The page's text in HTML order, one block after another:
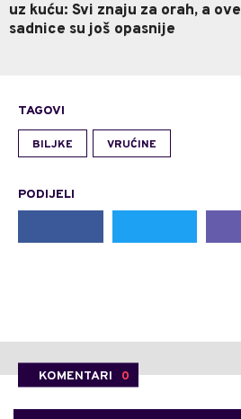
uz kuću: Svi znaju za orah, a ove
sadnice su još opasnije
TAGOVI
BILJKE VRUĆINE
PODIJELI
KOMENTARI 0